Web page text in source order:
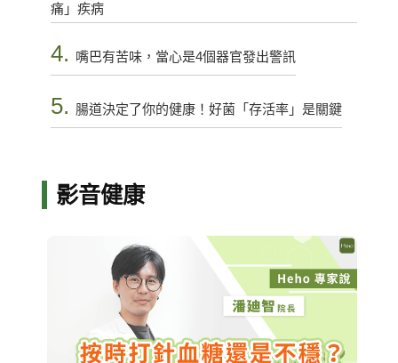
痛」疾病
4. 嘴巴有苦味，當心是4個器官發出警訊
5. 腸道決定了你的健康！好菌「存活率」是關鍵
影音健康